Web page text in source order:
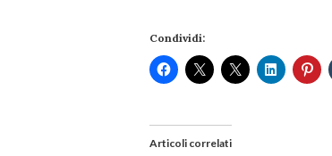
Condividi:
Articoli correlati